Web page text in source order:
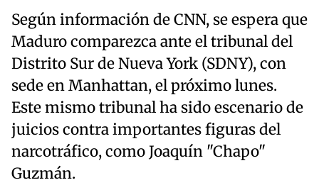
Según información de CNN, se espera que
Maduro comparezca ante el tribunal del
Distrito Sur de Nueva York (SDNY), con
sede en Manhattan, el próximo lunes.
Este mismo tribunal ha sido escenario de
juicios contra importantes figuras del
narcotráfico, como Joaquín "Chapo"
Guzmán.